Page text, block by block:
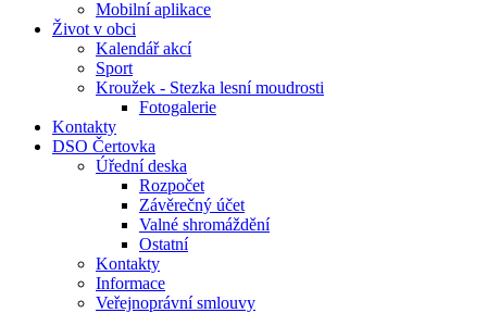
Mobilní aplikace
Život v obci
Kalendář akcí
Sport
Kroužek - Stezka lesní moudrosti
Fotogalerie
Kontakty
DSO Čertovka
Úřední deska
Rozpočet
Závěrečný účet
Valné shromáždění
Ostatní
Kontakty
Informace
Veřejnoprávní smlouvy